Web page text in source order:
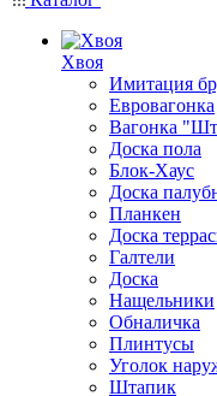
Хвоя
Имитация
Евровагонка
Вагонка
Доска пола
Блок-Хаус
Доска
Планкен
Доска
Галтели
Доска
Нащельники
Обналичка
Плинтусы
Уголок
Штапик